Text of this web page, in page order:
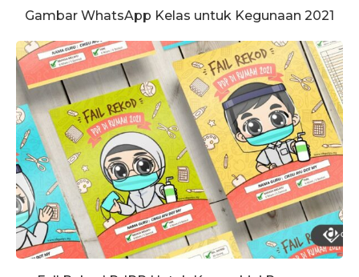
Gambar WhatsApp Kelas untuk Kegunaan 2021